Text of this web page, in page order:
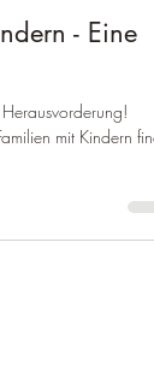
- Eine
mit Kindern